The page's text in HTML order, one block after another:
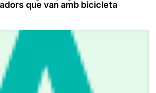
que van amb bicicleta